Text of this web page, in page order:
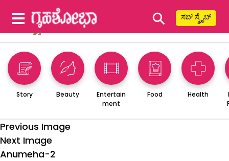
⚲ ಸಬ್ ಸ್ಕ್ರೈಬ್
Story Beauty
Entertain
ment
Food Health
Previous Image
Next Image
Anumeha-2